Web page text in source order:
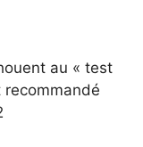
au « test
recommandé